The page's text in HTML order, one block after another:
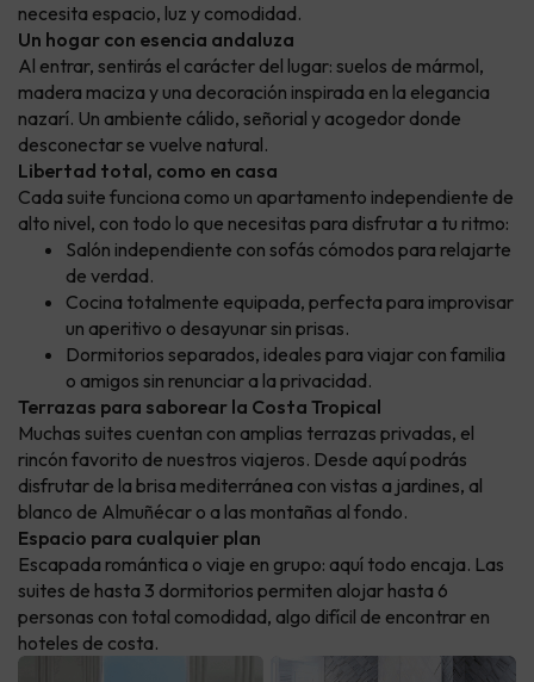
necesita espacio, luz y comodidad.
Un hogar con esencia andaluza
Al entrar, sentirás el carácter del lugar: suelos de mármol,
madera maciza y una decoración inspirada en la elegancia
nazarí. Un ambiente cálido, señorial y acogedor donde
desconectar se vuelve natural.
Libertad total, como en casa
Cada suite funciona como un apartamento independiente de
alto nivel, con todo lo que necesitas para disfrutar a tu ritmo:
Salón independiente con sofás cómodos para relajarte
de verdad.
Cocina totalmente equipada, perfecta para improvisar
un aperitivo o desayunar sin prisas.
Dormitorios separados, ideales para viajar con familia
o amigos sin renunciar a la privacidad.
Terrazas para saborear la Costa Tropical
Muchas suites cuentan con amplias terrazas privadas, el
rincón favorito de nuestros viajeros. Desde aquí podrás
disfrutar de la brisa mediterránea con vistas a jardines, al
blanco de Almuñécar o a las montañas al fondo.
Espacio para cualquier plan
Escapada romántica o viaje en grupo: aquí todo encaja. Las
suites de hasta 3 dormitorios permiten alojar hasta 6
personas con total comodidad, algo difícil de encontrar en
hoteles de costa.